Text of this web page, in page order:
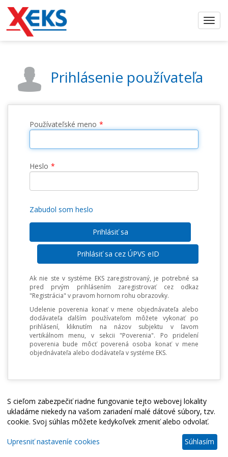
Prihlásenie používateľa
Používateľské meno
Heslo
Zabudol som heslo
Prihlásiť sa cez ÚPVS eID
Ak nie ste v systéme EKS zaregistrovaný, je potrebné sa
pred prvým prihlásením zaregistrovať cez odkaz
"Registrácia" v pravom hornom rohu obrazovky.
Udelenie poverenia konať v mene objednávateľa alebo
dodávateľa ďalším používateľom môžete vykonať po
prihlásení, kliknutím na názov subjektu v ľavom
vertikálnom menu, v sekcii "Poverenia". Po pridelení
poverenia bude môcť poverená osoba konať v mene
objednávateľa alebo dodávateľa v systéme EKS.
S cieľom zabezpečiť riadne fungovanie tejto webovej lokality
ukladáme niekedy na vašom zariadení malé dátové súbory, tzv.
cookie. Svoj súhlas môžete kedykoľvek zmeniť alebo odvolať.
Upresniť nastaveníe cookies Súhlasím